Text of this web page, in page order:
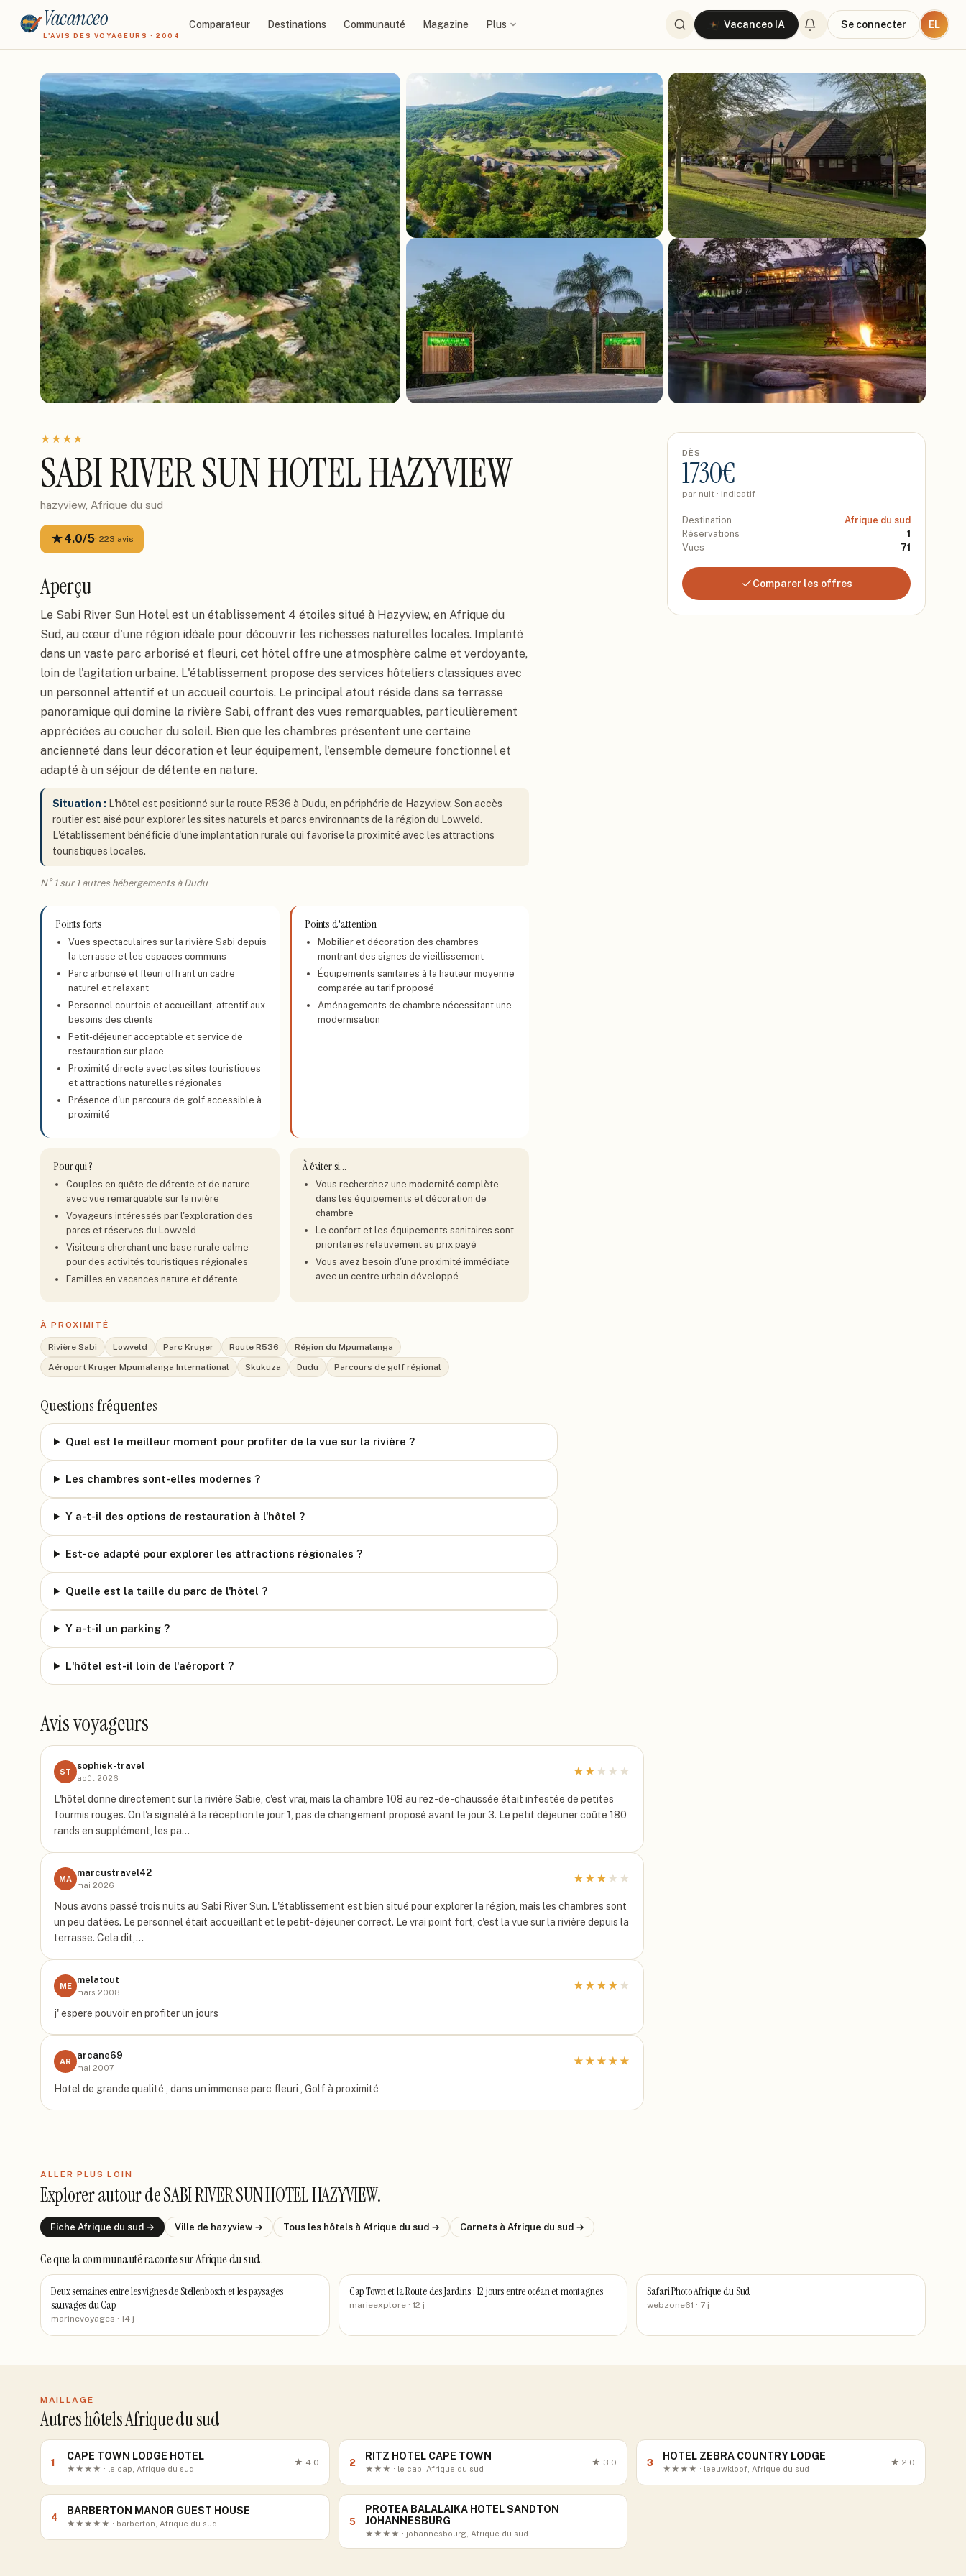
Vacanceo
L'AVIS DES VOYAGEURS · 2004
Comparateur Destinations Communauté Magazine Plus Vacanceo IA Se connecter EL
★★★★
SABI RIVER SUN HOTEL HAZYVIEW
hazyview, Afrique du sud
★4.0/5· 223 avis
Aperçu
Le Sabi River Sun Hotel est un établissement 4 étoiles situé à Hazyview, en Afrique du
Sud, au cœur d'une région idéale pour découvrir les richesses naturelles locales. Implanté
dans un vaste parc arborisé et fleuri, cet hôtel offre une atmosphère calme et verdoyante,
loin de l'agitation urbaine. L'établissement propose des services hôteliers classiques avec
un personnel attentif et un accueil courtois. Le principal atout réside dans sa terrasse
panoramique qui domine la rivière Sabi, offrant des vues remarquables, particulièrement
appréciées au coucher du soleil. Bien que les chambres présentent une certaine
ancienneté dans leur décoration et leur équipement, l'ensemble demeure fonctionnel et
adapté à un séjour de détente en nature.
Situation : L'hôtel est positionné sur la route R536 à Dudu, en périphérie de Hazyview. Son accès
routier est aisé pour explorer les sites naturels et parcs environnants de la région du Lowveld.
L'établissement bénéficie d'une implantation rurale qui favorise la proximité avec les attractions
touristiques locales.
N° 1 sur 1 autres hébergements à Dudu
Points forts
Vues spectaculaires sur la rivière Sabi depuis
la terrasse et les espaces communs
Parc arborisé et fleuri offrant un cadre
naturel et relaxant
Personnel courtois et accueillant, attentif aux
besoins des clients
Petit-déjeuner acceptable et service de
restauration sur place
Proximité directe avec les sites touristiques
et attractions naturelles régionales
Présence d'un parcours de golf accessible à
proximité
Points d'attention
Mobilier et décoration des chambres
montrant des signes de vieillissement
Équipements sanitaires à la hauteur moyenne
comparée au tarif proposé
Aménagements de chambre nécessitant une
modernisation
Pour qui ?
Couples en quête de détente et de nature
avec vue remarquable sur la rivière
Voyageurs intéressés par l'exploration des
parcs et réserves du Lowveld
Visiteurs cherchant une base rurale calme
pour des activités touristiques régionales
Familles en vacances nature et détente
À éviter si…
Vous recherchez une modernité complète
dans les équipements et décoration de
chambre
Le confort et les équipements sanitaires sont
prioritaires relativement au prix payé
Vous avez besoin d'une proximité immédiate
avec un centre urbain développé
À PROXIMITÉ
Rivière Sabi Lowveld Parc Kruger Route R536
Région du Mpumalanga
Aéroport Kruger Mpumalanga International
Skukuza Dudu Parcours de golf régional
Questions fréquentes
Quel est le meilleur moment pour profiter de la vue sur la rivière ?
Les chambres sont-elles modernes ?
Y a-t-il des options de restauration à l'hôtel ?
Est-ce adapté pour explorer les attractions régionales ?
Quelle est la taille du parc de l'hôtel ?
Y a-t-il un parking ?
L'hôtel est-il loin de l'aéroport ?
Avis voyageurs
ST
sophiek-travel
août 2026
★★ ★ ★ ★
L'hôtel donne directement sur la rivière Sabie, c'est vrai, mais la chambre 108 au rez-de-chaussée était infestée de petites
fourmis rouges. On l'a signalé à la réception le jour 1, pas de changement proposé avant le jour 3. Le petit déjeuner coûte 180
rands en supplément, les pa…
MA
marcustravel42
mai 2026
★★★ ★ ★
Nous avons passé trois nuits au Sabi River Sun. L'établissement est bien situé pour explorer la région, mais les chambres sont
un peu datées. Le personnel était accueillant et le petit-déjeuner correct. Le vrai point fort, c'est la vue sur la rivière depuis la
terrasse. Cela dit,…
ME
melatout
mars 2008
★★★★ ★
j' espere pouvoir en profiter un jours
AR
arcane69
mai 2007
★★★★★
Hotel de grande qualité , dans un immense parc fleuri , Golf à proximité
DÈS
1730€
par nuit · indicatif
Destination
Afrique du sud
Réservations
1
Vues
71
Comparer les offres
ALLER PLUS LOIN
Explorer autour deSABI RIVER SUN HOTEL HAZYVIEW.
Fiche Afrique du sud → Ville de hazyview → Tous les hôtels à Afrique du sud → Carnets à Afrique du sud →
Ce que la communauté racontesur Afrique du sud.
Deux semaines entre les vignes de Stellenbosch et les paysages
sauvages du Cap
marinevoyages · 14 j
Cap Town et la Route des Jardins : 12 jours entre océan et montagnes
marieexplore· 12 j
Safari Photo Afrique du Sud
webzone61 · 7 j
MAILLAGE
Autres hôtels Afrique du sud
1
CAPE TOWN LODGE HOTEL
★★★★ · le cap, Afrique du sud
★ 4.0 2
RITZ HOTEL CAPE TOWN
★★★ · le cap, Afrique du sud
★ 3.0 3
HOTEL ZEBRA COUNTRY LODGE
★★★★ · leeuwkloof, Afrique du sud
★ 2.0
4
BARBERTON MANOR GUEST HOUSE
★★★★★ · barberton, Afrique du sud 5
PROTEA BALALAIKA HOTEL SANDTON
JOHANNESBURG
★★★★ · johannesbourg, Afrique du sud